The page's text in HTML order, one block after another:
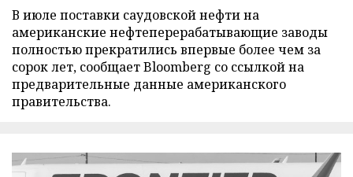
В июле поставки саудовской нефти на
американские нефтеперерабатывающие заводы
полностью прекратились впервые более чем за
сорок лет, сообщает Bloomberg со ссылкой на
предварительные данные американского
правительства.